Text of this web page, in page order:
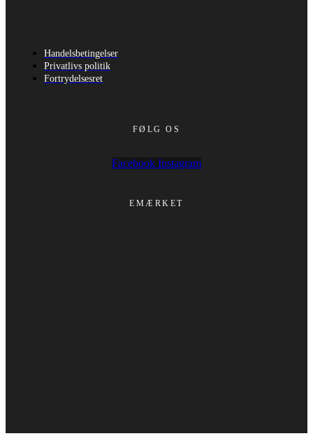
Handelsbetingelser
Privatlivs politik
Fortrydelsesret
FØLG OS
Facebook Instagram
EMÆRKET